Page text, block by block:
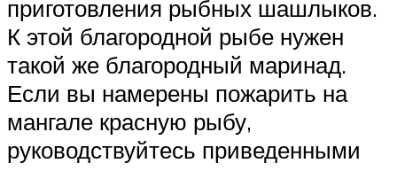
приготовления рыбных шашлыков.
К этой благородной рыбе нужен
такой же благородный маринад.
Если вы намерены пожарить на
мангале красную рыбу,
руководствуйтесь приведенными